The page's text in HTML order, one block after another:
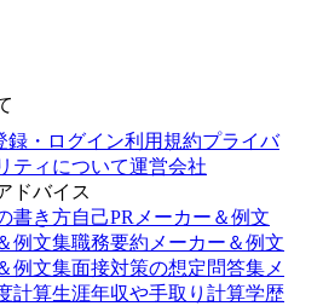
録・ログイン利用規約プライバ
ティについて運営会社
ドバイス
書き方自己PRメーカー＆例文
例文集職務要約メーカー＆例文
例文集面接対策の想定問答集メ
計算生涯年収や手取り計算学歴